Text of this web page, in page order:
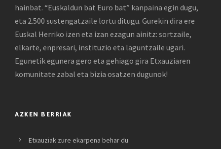
hainbat. “Euskaldun bat Euro bat” kanpaina egin dugu,
eta 2.500 sustengatzaile lortu ditugu. Gurekin dira ere
Euskal Herriko izen eta izan ezagun ainitz: sortzaile,
elkarte, enpresari, instituzio eta laguntzaile ugari.
Egunetik egunera gero eta gehiago gira Etxauziaren
komunitate zabal eta bizia osatzen dugunok!
AZKEN BERRIAK
Etxauziak zure ekarpena behar du